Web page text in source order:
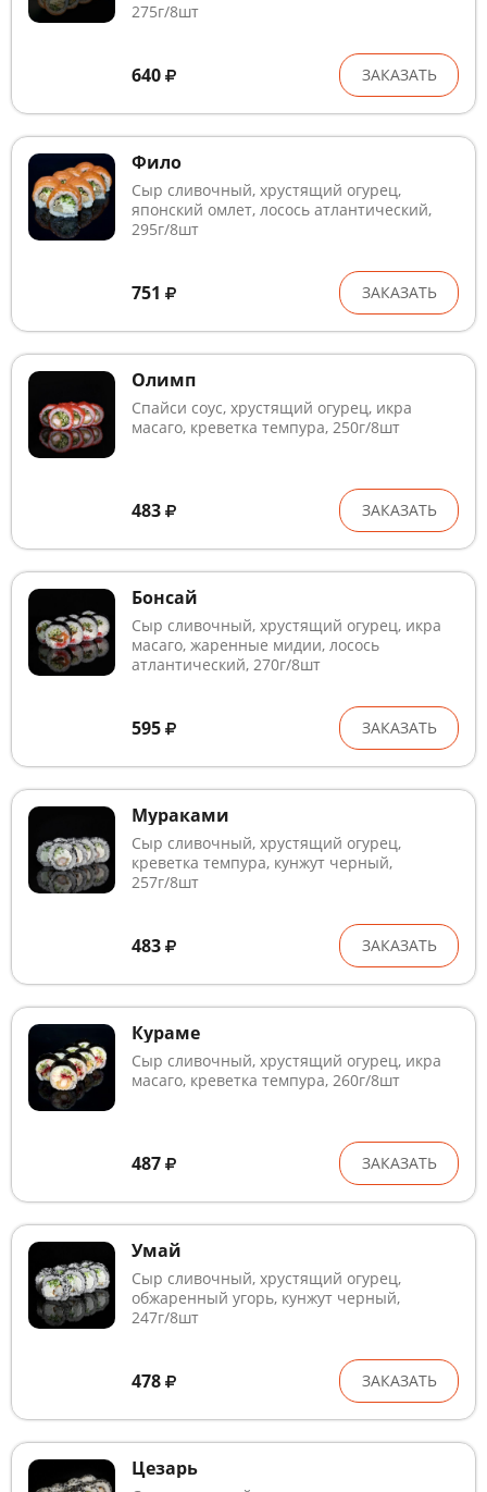
275г/8шт
640 ЗАКАЗАТЬ
Фило
Сыр сливочный, хрустящий огурец,
японский омлет, лосось атлантический,
295г/8шт
751 ЗАКАЗАТЬ
Олимп
Спайси соус, хрустящий огурец, икра
масаго, креветка темпура, 250г/8шт
483 ЗАКАЗАТЬ
Бонсай
Сыр сливочный, хрустящий огурец, икра
масаго, жаренные мидии, лосось
атлантический, 270г/8шт
595 ЗАКАЗАТЬ
Мураками
Сыр сливочный, хрустящий огурец,
креветка темпура, кунжут черный,
257г/8шт
483 ЗАКАЗАТЬ
Кураме
Сыр сливочный, хрустящий огурец, икра
масаго, креветка темпура, 260г/8шт
487 ЗАКАЗАТЬ
Умай
Сыр сливочный, хрустящий огурец,
обжаренный угорь, кунжут черный,
247г/8шт
478 ЗАКАЗАТЬ
Цезарь